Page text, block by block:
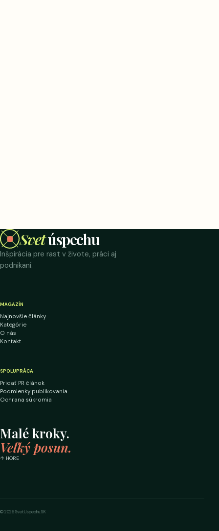
Svetúspechu
Inšpirácia pre rast v živote, práci aj
podnikaní.
MAGAZÍN
Najnovšie články
Kategórie
O nás
Kontakt
SPOLUPRÁCA
Pridať PR článok
Podmienky publikovania
Ochrana súkromia
Malé kroky.
Veľký posun.
↑ HORE
© 2026 SvetUspechu.SK